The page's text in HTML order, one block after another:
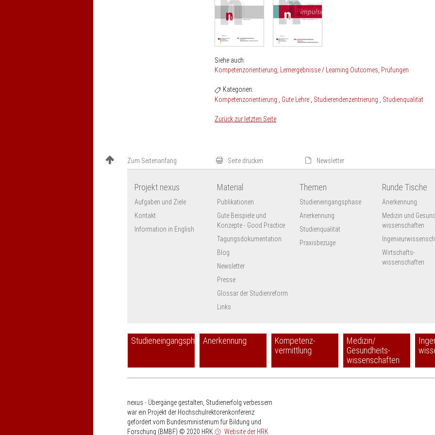
Siehe auch:
Kompetenzorientierung Lernergebnisse / Learning Outcomes Prüfungen
Kategorien:
Kompetenzorientierung
Gute Lehre Studierendenzentrierung Studienqualität
Zurück zur letzten Seite
Zum Seitenanfang Seite drucken Newsletter
Projekt nexus
Aufgaben und Ziele
Kontakt
Information in English
Material
Publikationen
Gute Beispiele und
Konzepte - Good Practice
Tagungsdokumentation
Blog
Newsletter
Presse
Glossar der Studienreform
Links
Themen
Studieneingangsphase
Anerkennung
Studienqualität
Praxisbezüge
Runde Tische
Anerkennung
Medizin und
wissenschaften
Wirtschafts-
wissenschaften
StudieneingangsphaseAnerkennung
Kompetenz-
vermittlung
Medizin/
Gesundheits-
wissenschaften
nexus - Übergänge gestalten, Studienerfolg verbessern
war ein Projekt der Hochschulrektorenkonferenz
gefördert vom Bundesministerium für Bildung und
Forschung (BMBF) © 2020 HRK Website der HRK